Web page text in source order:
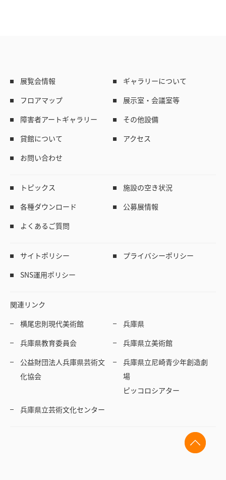
展覧会情報
ギャラリーについて
フロアマップ
展示室・会議室等
障害者アートギャラリー
その他設備
貸館について
アクセス
お問い合わせ
トピックス
施設の空き状況
各種ダウンロード
公募展情報
よくあるご質問
サイトポリシー
プライバシーポリシー
SNS運用ポリシー
関連リンク
横尾忠則現代美術館
兵庫県
兵庫県教育委員会
兵庫県立美術館
公益財団法人兵庫県芸術文
化協会
兵庫県立尼崎青少年創造劇
場
ピッコロシアター
兵庫県立芸術文化センター